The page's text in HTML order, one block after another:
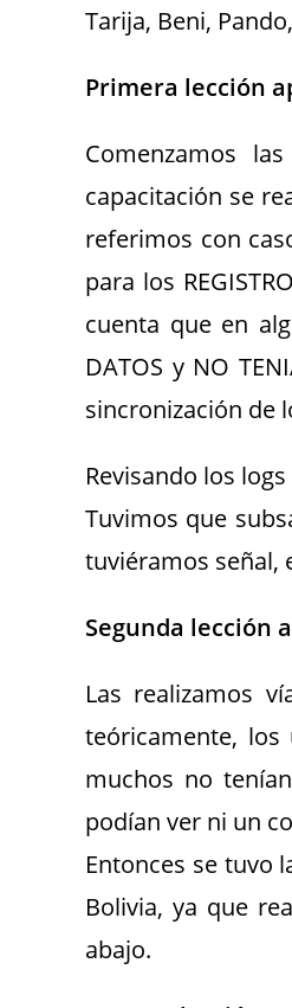
Tarija, Beni,
Primera lección
Comenzamos
capacitación se
referimos con
para los
cuenta que en
DATOS y NO
sincronización de
Revisando los
Tuvimos que
tuviéramos señal,
Segunda lección
Las realizamos
teóricamente, los
muchos no
podían ver ni un
Entonces se tuvo
Bolivia, ya que
abajo.